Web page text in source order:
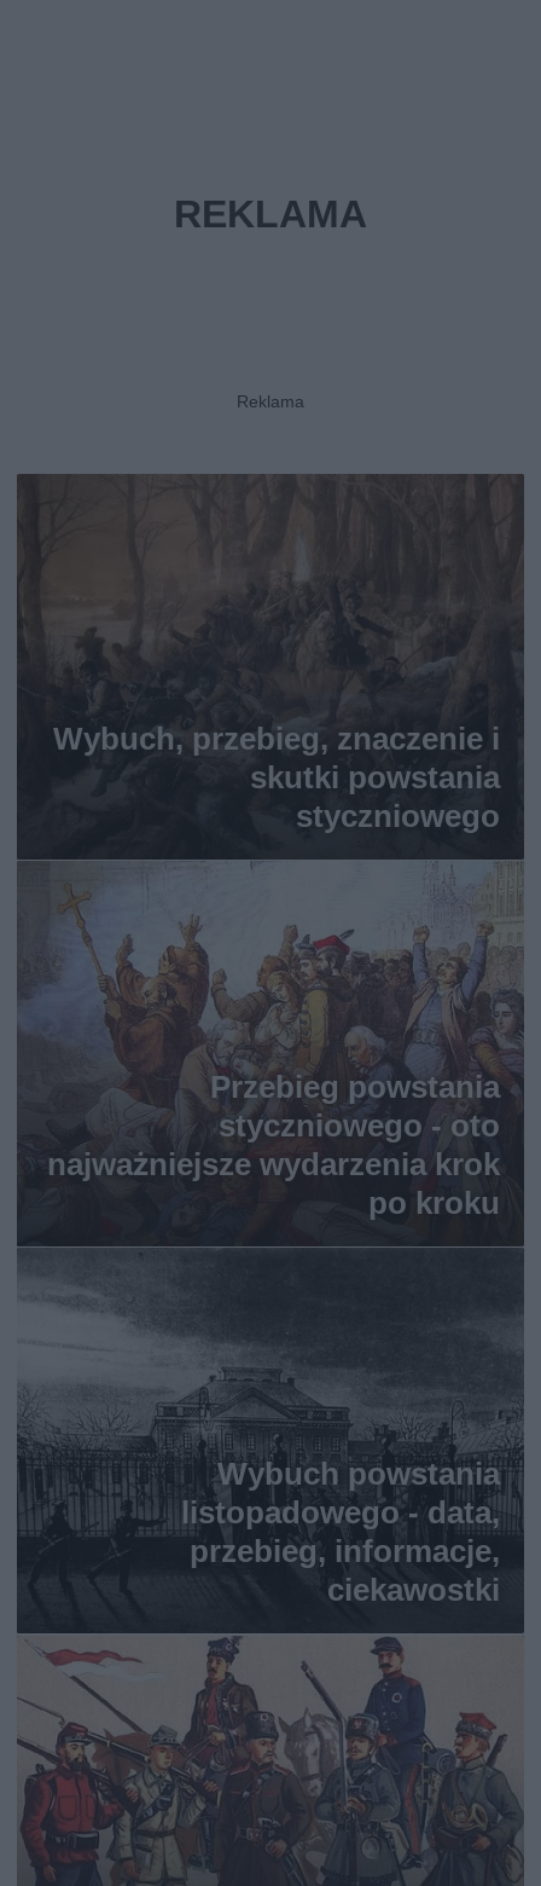
Wybuch, przebieg, znaczenie i
skutki powstania
styczniowego
Przebieg powstania
styczniowego - oto
najważniejsze wydarzenia krok
po kroku
Wybuch powstania
listopadowego - data,
przebieg, informacje,
ciekawostki